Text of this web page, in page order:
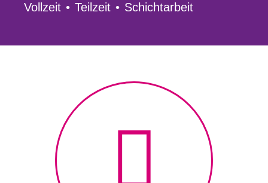
Vollzeit Teilzeit Schichtarbeit